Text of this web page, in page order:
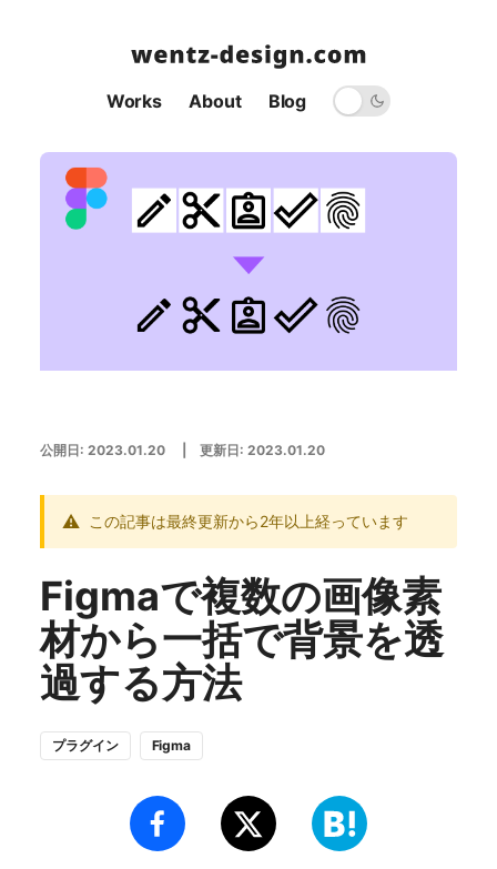
Works About Blog
公開日: 2023.01.20 | 更新日: 2023.01.20
この記事は最終更新から2年以上経っています
Figmaで複数の画像素
材から一括で背景を透
過する方法
プラグイン Figma